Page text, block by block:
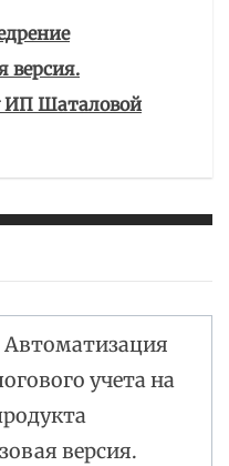
версия.
ИП Шаталовой
Автоматизация
учета на
версия.